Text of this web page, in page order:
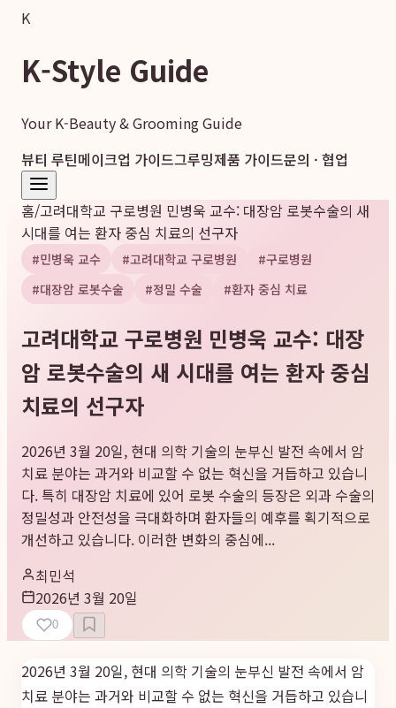
K
K-Style Guide
Your K-Beauty & Grooming Guide
뷰티 루틴메이크업 가이드그루밍제품 가이드문의 · 협업
홈/고려대학교 구로병원 민병욱 교수: 대장암 로봇수술의 새
시대를 여는 환자 중심 치료의 선구자
#민병욱 교수 #고려대학교 구로병원 #구로병원
#대장암 로봇수술 #정밀 수술 #환자 중심 치료
고려대학교 구로병원 민병욱 교수: 대장
암 로봇수술의 새 시대를 여는 환자 중심
치료의 선구자
2026년 3월 20일, 현대 의학 기술의 눈부신 발전 속에서 암
치료 분야는 과거와 비교할 수 없는 혁신을 거듭하고 있습니
다. 특히 대장암 치료에 있어 로봇 수술의 등장은 외과 수술의
정밀성과 안전성을 극대화하며 환자들의 예후를 획기적으로
개선하고 있습니다. 이러한 변화의 중심에...
최민석
2026년 3월 20일
0
2026년 3월 20일, 현대 의학 기술의 눈부신 발전 속에서 암
치료 분야는 과거와 비교할 수 없는 혁신을 거듭하고 있습니